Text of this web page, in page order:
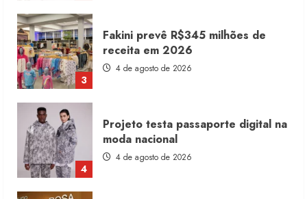
3
Fakini prevê R$345 milhões de
receita em 2026
4 de agosto de 2026
4
Projeto testa passaporte digital na
moda nacional
4 de agosto de 2026